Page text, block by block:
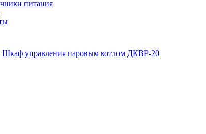
питания
Шкаф управления паровым котлом ДКВР-20